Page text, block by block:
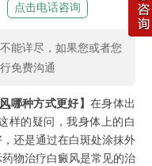
点击电话咨询
能详尽，如果您或者您
免费沟通
哪种方式更好】在身体出
样的疑问，我身体上的白
，还是通过在白斑处涂抹外
药物治疗白癜风是常见的治